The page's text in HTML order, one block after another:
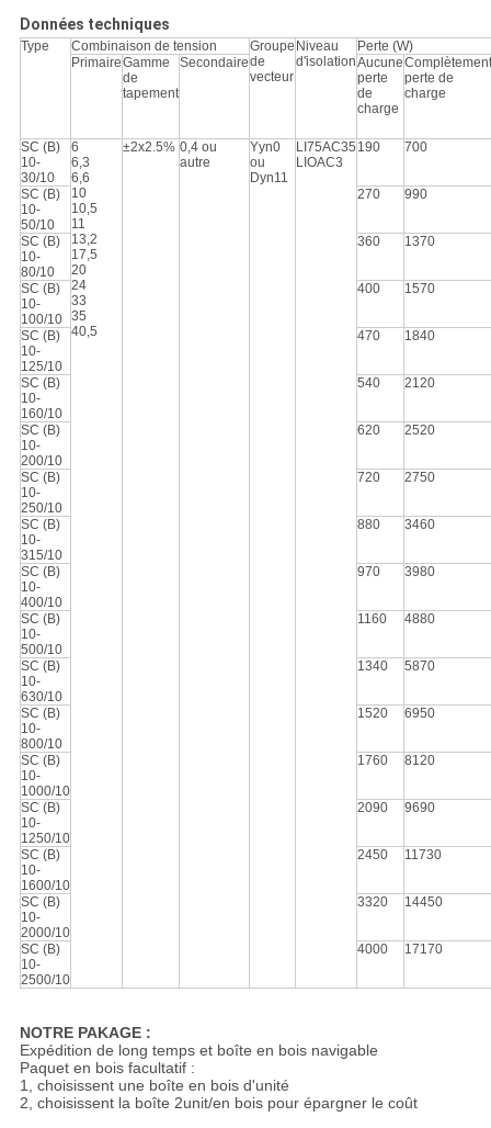
Données techniques
Type Combinaison de tension
Groupe
de
vecteur
Niveau
d'isolation
Perte (W)
PrimaireGamme
de
tapement
Secondaire
Aucune
perte
de
charge
Complètement
perte de
charge
SC (B)
10-
30/10
6
6,3
6,6
10
10,5
11
13,2
17,5
20
24
33
35
40,5
±2x2.5% 0,4 ou
autre
Yyn0
ou
Dyn11
LI75AC35
LIOAC3
190 700
SC (B)
10-
50/10
270 990
SC (B)
10-
80/10
360 1370
SC (B)
10-
100/10
400 1570
SC (B)
10-
125/10
470 1840
SC (B)
10-
160/10
540 2120
SC (B)
10-
200/10
620 2520
SC (B)
10-
250/10
720 2750
SC (B)
10-
315/10
880 3460
SC (B)
10-
400/10
970 3980
SC (B)
10-
500/10
1160 4880
SC (B)
10-
630/10
1340 5870
SC (B)
10-
800/10
1520 6950
SC (B)
10-
1000/10
1760 8120
SC (B)
10-
1250/10
2090 9690
SC (B)
10-
1600/10
2450 11730
SC (B)
10-
2000/10
3320 14450
SC (B)
10-
2500/10
4000 17170
NOTRE PAKAGE :
Expédition de long temps et boîte en bois navigable
Paquet en bois facultatif :
1, choisissent une boîte en bois d'unité
2, choisissent la boîte 2unit/en bois pour épargner le coût